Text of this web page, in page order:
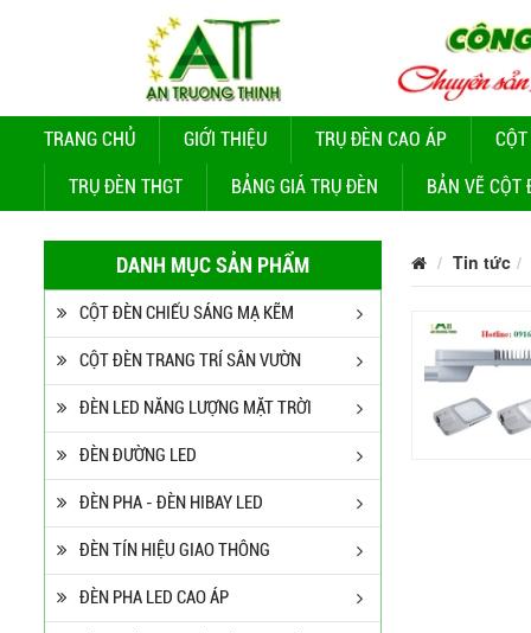
TRANG CHỦ GIỚI THIỆU TRỤ ĐÈN CAO ÁP
TRỤ ĐÈN THGT BẢNG GIÁ TRỤ ĐÈN BẢN VẼ CỘT
DANH MỤC SẢN PHẨM
CỘT ĐÈN CHIẾU SÁNG MẠ KẼM
CỘT ĐÈN TRANG TRÍ SÂN VƯỜN
ĐÈN LED NĂNG LƯỢNG MẶT TRỜI
ĐÈN ĐƯỜNG LED
ĐÈN PHA - ĐÈN HIBAY LED
ĐÈN TÍN HIỆU GIAO THÔNG
ĐÈN PHA LED CAO ÁP
Tin tức